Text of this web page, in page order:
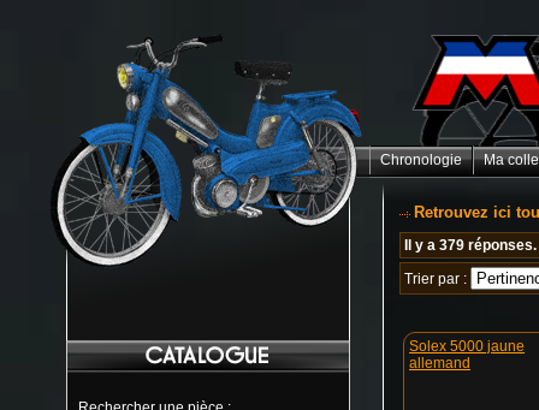
Chronologie Ma
Retrouvez ici
Il y a 379 réponses.
Trier par :
Solex 5000 jaune
allemand